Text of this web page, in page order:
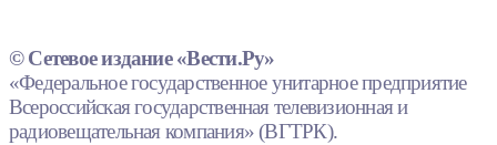
© Сетевое издание «Вести.Ру»
«Федеральное государственное унитарное предприятие
Всероссийская государственная телевизионная и
радиовещательная компания» (ВГТРК).